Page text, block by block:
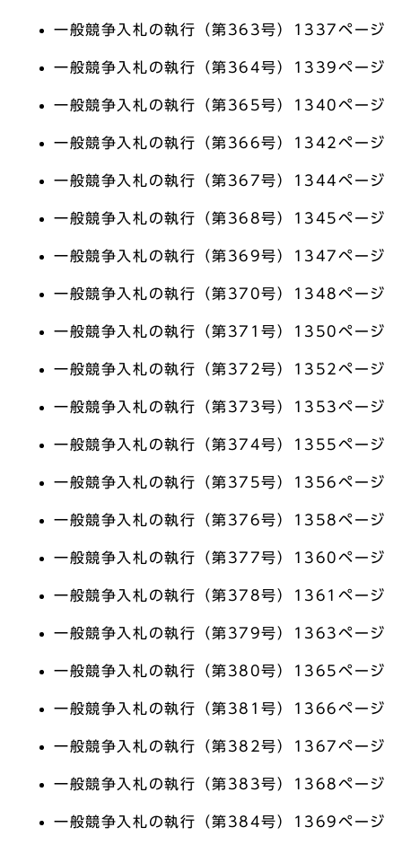
一般競争入札の執行（第363号）1337ページ
一般競争入札の執行（第364号）1339ページ
一般競争入札の執行（第365号）1340ページ
一般競争入札の執行（第366号）1342ページ
一般競争入札の執行（第367号）1344ページ
一般競争入札の執行（第368号）1345ページ
一般競争入札の執行（第369号）1347ページ
一般競争入札の執行（第370号）1348ページ
一般競争入札の執行（第371号）1350ページ
一般競争入札の執行（第372号）1352ページ
一般競争入札の執行（第373号）1353ページ
一般競争入札の執行（第374号）1355ページ
一般競争入札の執行（第375号）1356ページ
一般競争入札の執行（第376号）1358ページ
一般競争入札の執行（第377号）1360ページ
一般競争入札の執行（第378号）1361ページ
一般競争入札の執行（第379号）1363ページ
一般競争入札の執行（第380号）1365ページ
一般競争入札の執行（第381号）1366ページ
一般競争入札の執行（第382号）1367ページ
一般競争入札の執行（第383号）1368ページ
一般競争入札の執行（第384号）1369ページ